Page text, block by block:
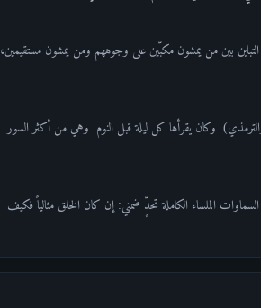
التباين بين من يمشون مكبّين على وجوههم ومن يمشون مستقيمين،
وكان يقرأها كل ليلة قبل النوم. وهي من أكثر السور
الملساء الكاملة تحدٍّ ضمني: إن كان الخلق مثالياً فكيف